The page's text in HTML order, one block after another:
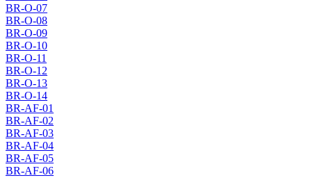
BR-O-07
BR-O-08
BR-O-09
BR-O-10
BR-O-11
BR-O-12
BR-O-13
BR-O-14
BR-AF-01
BR-AF-02
BR-AF-03
BR-AF-04
BR-AF-05
BR-AF-06